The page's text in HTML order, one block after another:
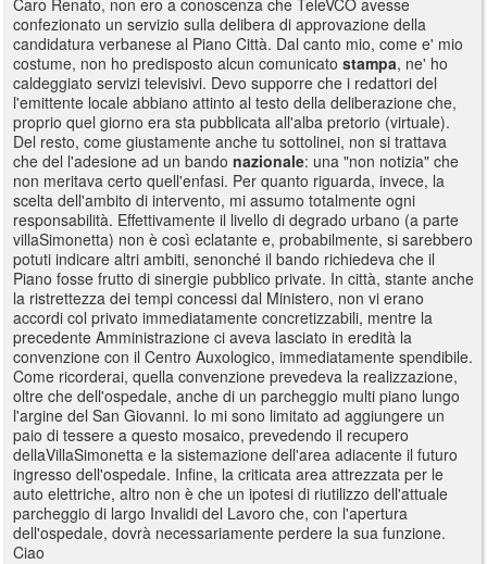
confezionato un servizio sulla delibera di approvazione della
candidatura verbanese al Piano Città. Dal canto mio, come e' mio
costume, non ho predisposto alcun comunicato stampa, ne' ho
caldeggiato servizi televisivi. Devo supporre che i redattori del
l'emittente locale abbiano attinto al testo della deliberazione che,
proprio quel giorno era sta pubblicata all'alba pretorio (virtuale).
Del resto, come giustamente anche tu sottolinei, non si trattava
che del l'adesione ad un bando nazionale: una "non notizia" che
non meritava certo quell'enfasi. Per quanto riguarda, invece, la
scelta dell'ambito di intervento, mi assumo totalmente ogni
responsabilità. Effettivamente il livello di degrado urbano (a parte
villaSimonetta) non è così eclatante e, probabilmente, si sarebbero
potuti indicare altri ambiti, senonché il bando richiedeva che il
Piano fosse frutto di sinergie pubblico private. In città, stante anche
la ristrettezza dei tempi concessi dal Ministero, non vi erano
accordi col privato immediatamente concretizzabili, mentre la
precedente Amministrazione ci aveva lasciato in eredità la
convenzione con il Centro Auxologico, immediatamente spendibile.
Come ricorderai, quella convenzione prevedeva la realizzazione,
oltre che dell'ospedale, anche di un parcheggio multi piano lungo
l'argine del San Giovanni. Io mi sono limitato ad aggiungere un
paio di tessere a questo mosaico, prevedendo il recupero
dellaVillaSimonetta e la sistemazione dell'area adiacente il futuro
ingresso dell'ospedale. Infine, la criticata area attrezzata per le
auto elettriche, altro non è che un ipotesi di riutilizzo dell'attuale
parcheggio di largo Invalidi del Lavoro che, con l'apertura
dell'ospedale, dovrà necessariamente perdere la sua funzione.
Ciao